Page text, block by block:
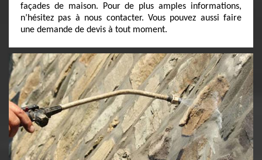
façades de maison. Pour de plus amples informations,
n’hésitez pas à nous contacter. Vous pouvez aussi faire
une demande de devis à tout moment.